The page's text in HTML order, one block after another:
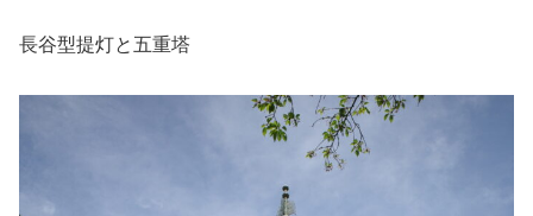
長谷型提灯と五重塔